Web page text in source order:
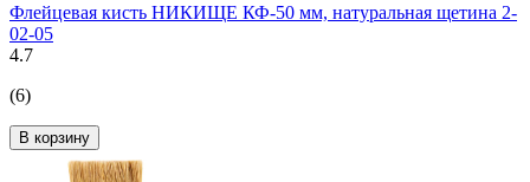
Флейцевая кисть НИКИЩЕ КФ-50 мм, натуральная щетина 2-
02-05
4.7
(6)
В корзину